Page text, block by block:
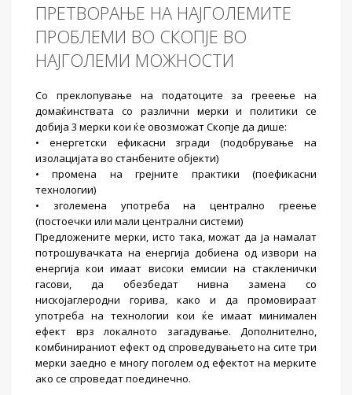
ПРЕТВОРАЊЕ НА НАЈГОЛЕМИТЕ
ПРОБЛЕМИ ВО СКОПЈЕ ВО
НАЈГОЛЕМИ МОЖНОСТИ
Со преклопување на податоците за грееење на
домаќинствата со различни мерки и политики се
добија 3 мерки кои ќе овозможат Скопје да дише:
• енергетски ефикасни згради (подобрување на
изолацијата во станбените објекти)
• промена на грејните практики (поефикасни
технологии)
• зголемена употреба на централно греење
(постоечки или мали централни системи)
Предложените мерки, исто така, можат да ја намалат
потрошувачката на енергија добиена од извори на
енергија кои имаат високи емисии на стакленички
гасови, да обезбедат нивна замена со
нискојаглеродни горива, како и да промовираат
употреба на технологии кои ќе имаат минимален
ефект врз локалното загадување. Дополнително,
комбинираниот ефект од спроведувањето на сите три
мерки заедно е многу поголем од ефектот на мерките
ако се спроведат поединечно.